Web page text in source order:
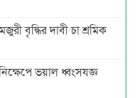
বৃদ্ধির দাবী চা শ্রমিক
ভয়াল ধ্বংসযজ্ঞ